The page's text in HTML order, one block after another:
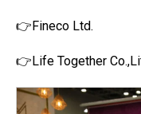
👉Fineco Ltd.
👉Life Together